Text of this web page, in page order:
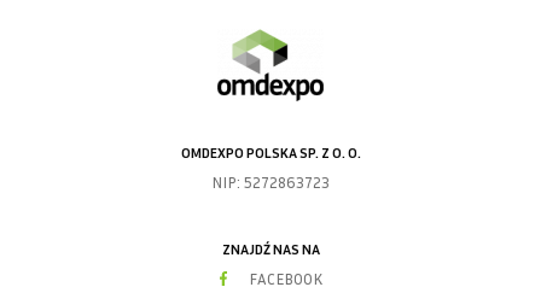
OMDEXPO POLSKA SP. Z O. O.
NIP: 5272863723
ZNAJDŹ NAS NA
FACEBOOK